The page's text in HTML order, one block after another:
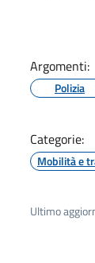
Argomenti:
Polizia
Categorie:
Mobilità e
Ultimo